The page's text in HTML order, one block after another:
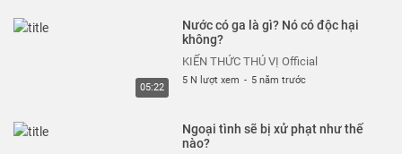
04:58
Rượu làm chúng ta say như thế
nào? Hiểu rõ trong 5 phút
KIẾN THỨC THÚ VỊ Official
6 N lượt xem - 5 năm trước
Vén màn sự thật EduNetwork có
phải đa cấp lừa đảo?
05:22
Nước có ga là gì? Nó có độc hại
không?
KIẾN THỨC THÚ VỊ Official
5 N lượt xem - 5 năm trước
Ngoại tình sẽ bị xử phạt như thế
nào?